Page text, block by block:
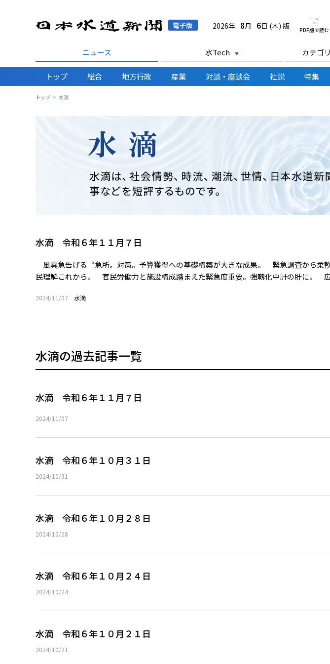
日本水道新聞 電子版
2026年 8月 6日 (木) 版 PDF版で読む
ニュース 水Tech カテゴ
トップ 総合 地方行政 産業 対談・座談会 社説 特集
トップ 水滴
水滴 令和６年１１月７日
風雲急告げる〝急所〟対策。予算獲得への基礎構築が大きな成果。 緊急調査から柔
民理解これから。 官民労働力と施設構成踏まえた緊急度重要。強靱化中計の肝に。
2024/11/07 水滴
水滴の過去記事一覧
水滴 令和６年１１月７日
2024/11/07
水滴 令和６年１０月３１日
2024/10/31
水滴 令和６年１０月２８日
2024/10/28
水滴 令和６年１０月２４日
2024/10/24
水滴 令和６年１０月２１日
2024/10/21